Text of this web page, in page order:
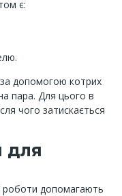
є:
за допомогою котрих
пара. Для цього в
чого затискається
для
роботи допомагають